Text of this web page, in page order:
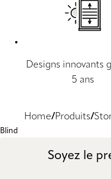
Designs innovants
5 ans
Home Produits
Blind
Soyez le